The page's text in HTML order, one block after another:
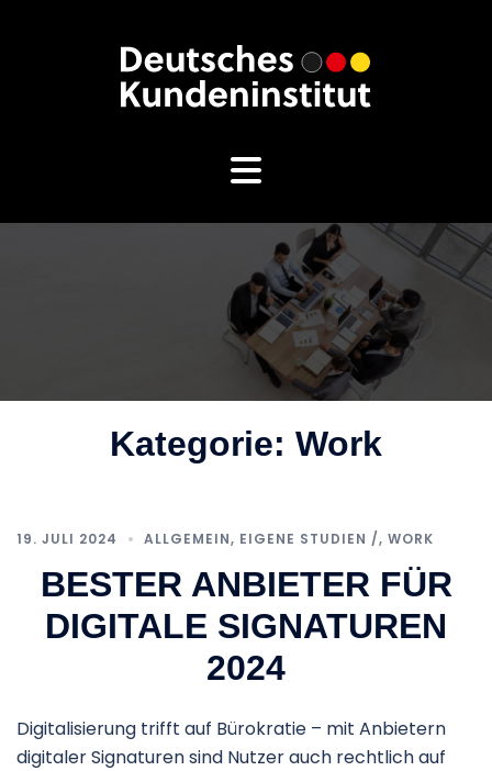
Kategorie: Work
19. JULI 2024 ALLGEMEIN, EIGENE STUDIEN /, WORK
BESTER ANBIETER FÜR
DIGITALE SIGNATUREN
2024
Digitalisierung trifft auf Bürokratie – mit Anbietern
digitaler Signaturen sind Nutzer auch rechtlich auf